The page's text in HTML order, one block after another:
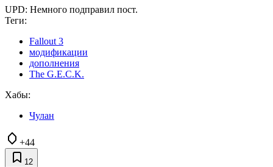
UPD: Немного подправил пост.
Теги:
Fallout 3
модификации
дополнения
The G.E.C.K.
Хабы:
Чулан
+44
12